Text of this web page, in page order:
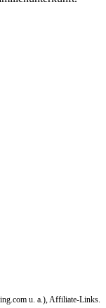
u. a.), Affiliate-Links.